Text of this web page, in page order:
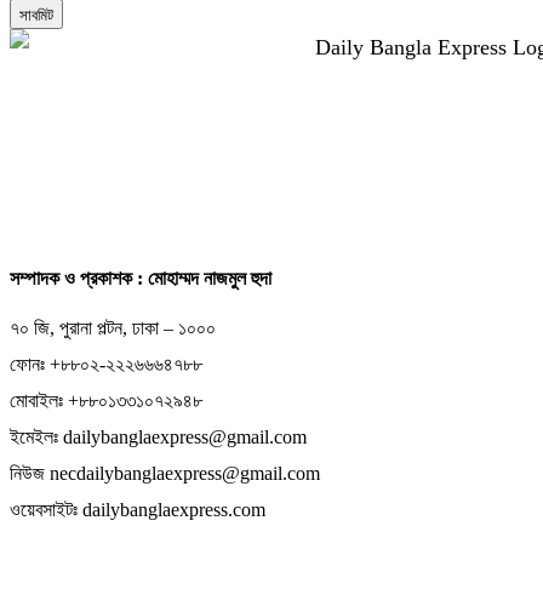
সাবমিট
সম্পাদক ও প্রকাশক : মোহাম্মদ নাজমুল হুদা
৭০ জি, পুরানা পল্টন, ঢাকা – ১০০০
ফোনঃ +৮৮০২-২২২৬৬৬৪৭৮৮
মোবাইলঃ +৮৮০১৩৩১০৭২৯৪৮
ইমেইলঃ dailybanglaexpress@gmail.com
নিউজ necdailybanglaexpress@gmail.com
ওয়েবসাইটঃ dailybanglaexpress.com